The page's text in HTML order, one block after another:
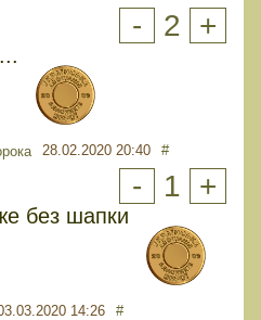
- 2 +
28.02.2020 20:40 #
- 1 +
без шапки
14:26 #